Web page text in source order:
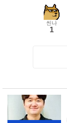
씬나
1